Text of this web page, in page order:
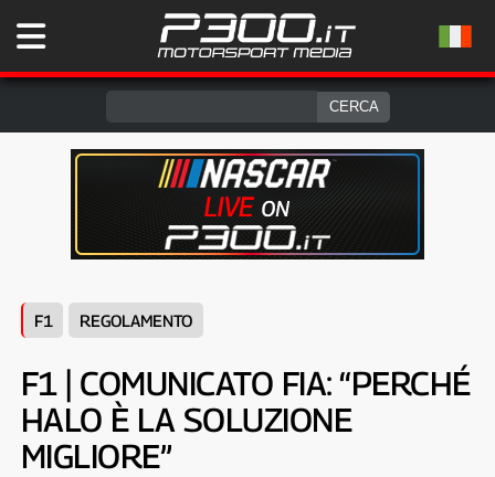
F1 REGOLAMENTO
F1 | COMUNICATO FIA: “PERCHÉ
HALO È LA SOLUZIONE
MIGLIORE”